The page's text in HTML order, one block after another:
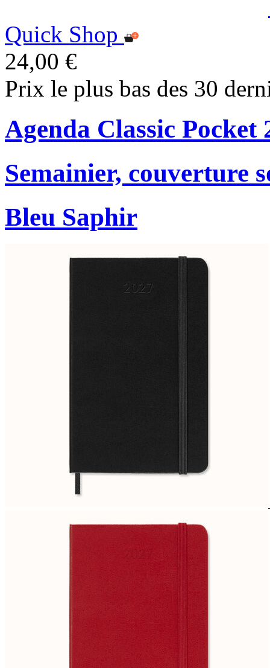
Quick Shop
24,00 €
Prix le plus bas des 30
Agenda Classic Pocket
Semainier, couverture
Bleu Saphir